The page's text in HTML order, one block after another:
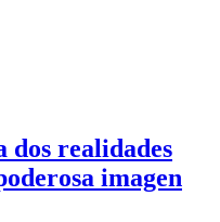
dos realidades
imagen